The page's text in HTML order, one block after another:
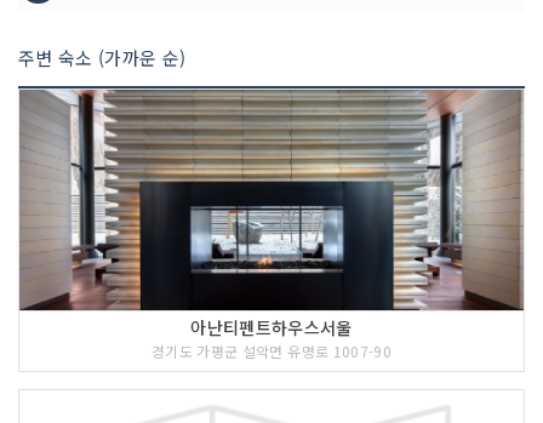
주변 숙소 (가까운 순)
아난티펜트하우스서울
경기도 가평군 설악면 유명로 1007-90